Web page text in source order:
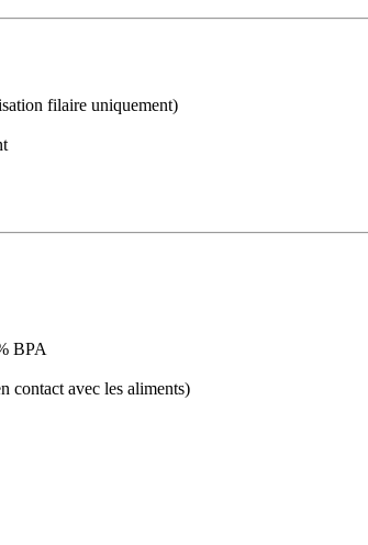
filaire uniquement)
BPA
contact avec les aliments)